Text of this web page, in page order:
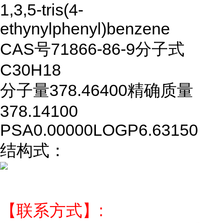
1,3,5-tris(4-
ethynylphenyl)benzene
CAS号71866-86-9分子式
C30H18
分子量378.46400精确质量
378.14100
PSA0.00000LOGP6.63150
结构式：
【联系方式】: